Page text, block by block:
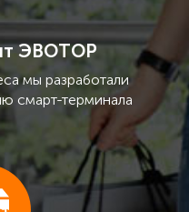
ЭВОТОР
мы разработали
смарт-терминала